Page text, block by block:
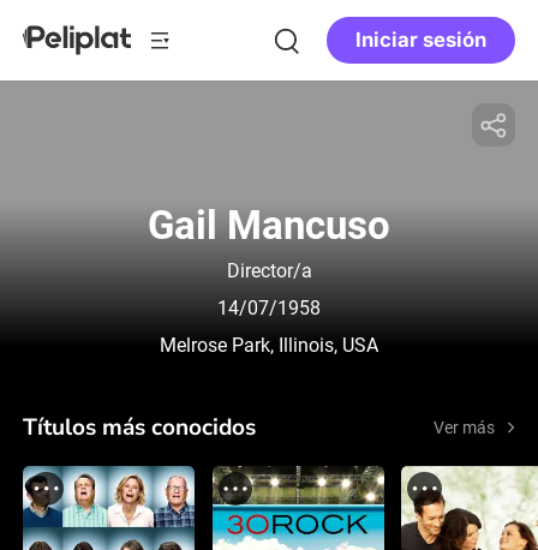
Iniciar sesión
Gail Mancuso
Director/a
14/07/1958
Melrose Park, Illinois, USA
Títulos más conocidos Ver más